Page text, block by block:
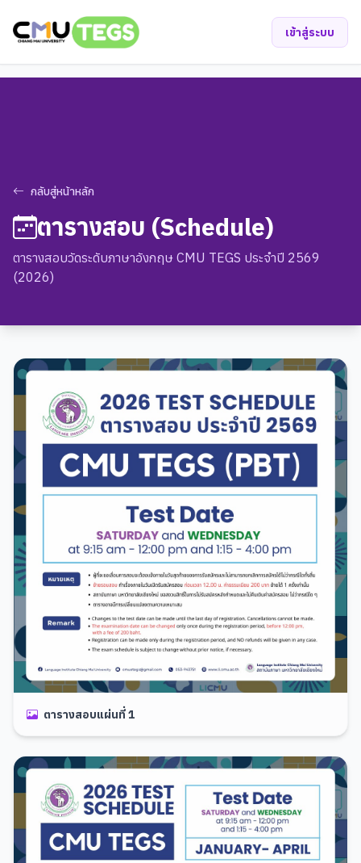
เข้าสู่ระบบ
กลับสู่หน้าหลัก
ตารางสอบ (Schedule)
ตารางสอบวัดระดับภาษาอังกฤษ CMU TEGS ประจำปี 2569
(2026)
ตารางสอบแผ่นที่ 1